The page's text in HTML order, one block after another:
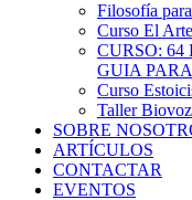
Filosofía
Curso El
CURSO:
GUIA
Curso
Taller
SOBRE
ARTÍCULOS
CONTACTAR
EVENTOS